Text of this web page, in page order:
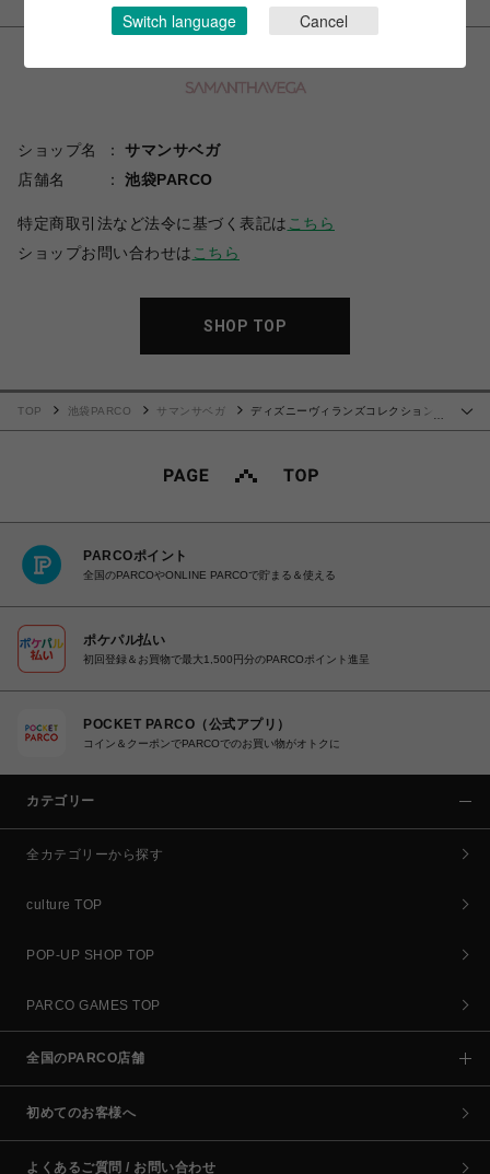
ショップ名
サマンサベガ
店舗名
池袋PARCO
特定商取引法など法令に基づく表記は こちら
ショップお問い合わせは こちら
SHOP TOP
TOP 池袋PARCO サマンサベガ
ディズニーヴィランズコレクション
PARCOポイント
全国のPARCOやONLINE PARCOで貯まる＆使える
ポケパル払い
初回登録＆お買物で最大1,500円分のPARCOポイント進呈
POCKET PARCO（公式アプリ）
コイン＆クーポンでPARCOでのお買い物がオトクに
カテゴリー
全カテゴリーから探す
culture TOP
POP-UP SHOP TOP
PARCO GAMES TOP
全国のPARCO店舗
初めてのお客様へ
よくあるご質問 / お問い合わせ
Switch language Cancel